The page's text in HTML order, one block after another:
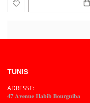
TUNIS
ADRESSE:
𝟒𝟕 𝐀𝐯𝐞𝐧𝐮𝐞 𝐇𝐚𝐛𝐢𝐛 𝐁𝐨𝐮𝐫𝐠𝐮𝐢𝐛𝐚